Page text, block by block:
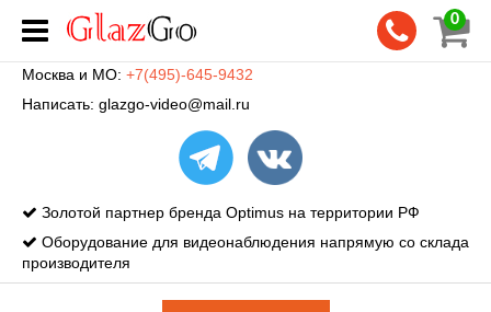
0
Москва и МО: +7(495)-645-9432
Написать: glazgo-video@mail.ru
Золотой партнер бренда Optimus на территории РФ
Оборудование для видеонаблюдения напрямую со склада
производителя